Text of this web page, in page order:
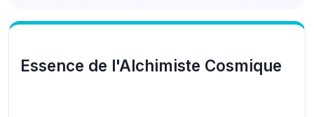
Essence de l'Alchimiste Cosmique